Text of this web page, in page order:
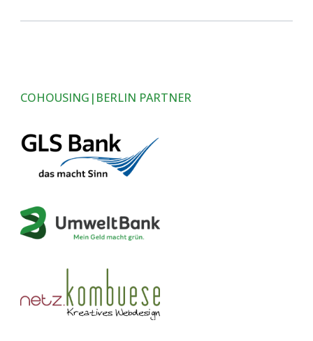
COHOUSING|BERLIN PARTNER